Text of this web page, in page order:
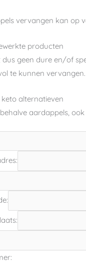
vervangen kan op
producten
dus geen dure en/of
te kunnen vervangen.
alternatieven
aardappels, ook